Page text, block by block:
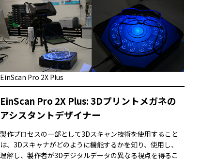
EinScan Pro 2X Plus
EinScan Pro 2X Plus: 3Dプリントメガネの
アシスタントデザイナー
製作プロセスの一部として3Dスキャン技術を使用すること
は、3Dスキャナがどのように機能するかを知り、使用し、
理解し、製作者が3Dデジタルデータの異なる視点を得るこ